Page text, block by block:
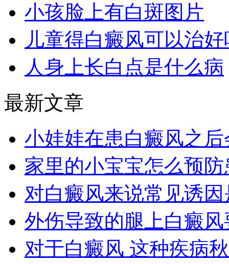
小孩脸上有白斑图片
儿童得白癜风可以治好
人身上长白点是什么病
最新文章
小娃娃在患白癜风之
家里的小宝宝怎么预
对白癜风来说常见诱
外伤导致的腿上白癜
对于白癜风 这种疾病